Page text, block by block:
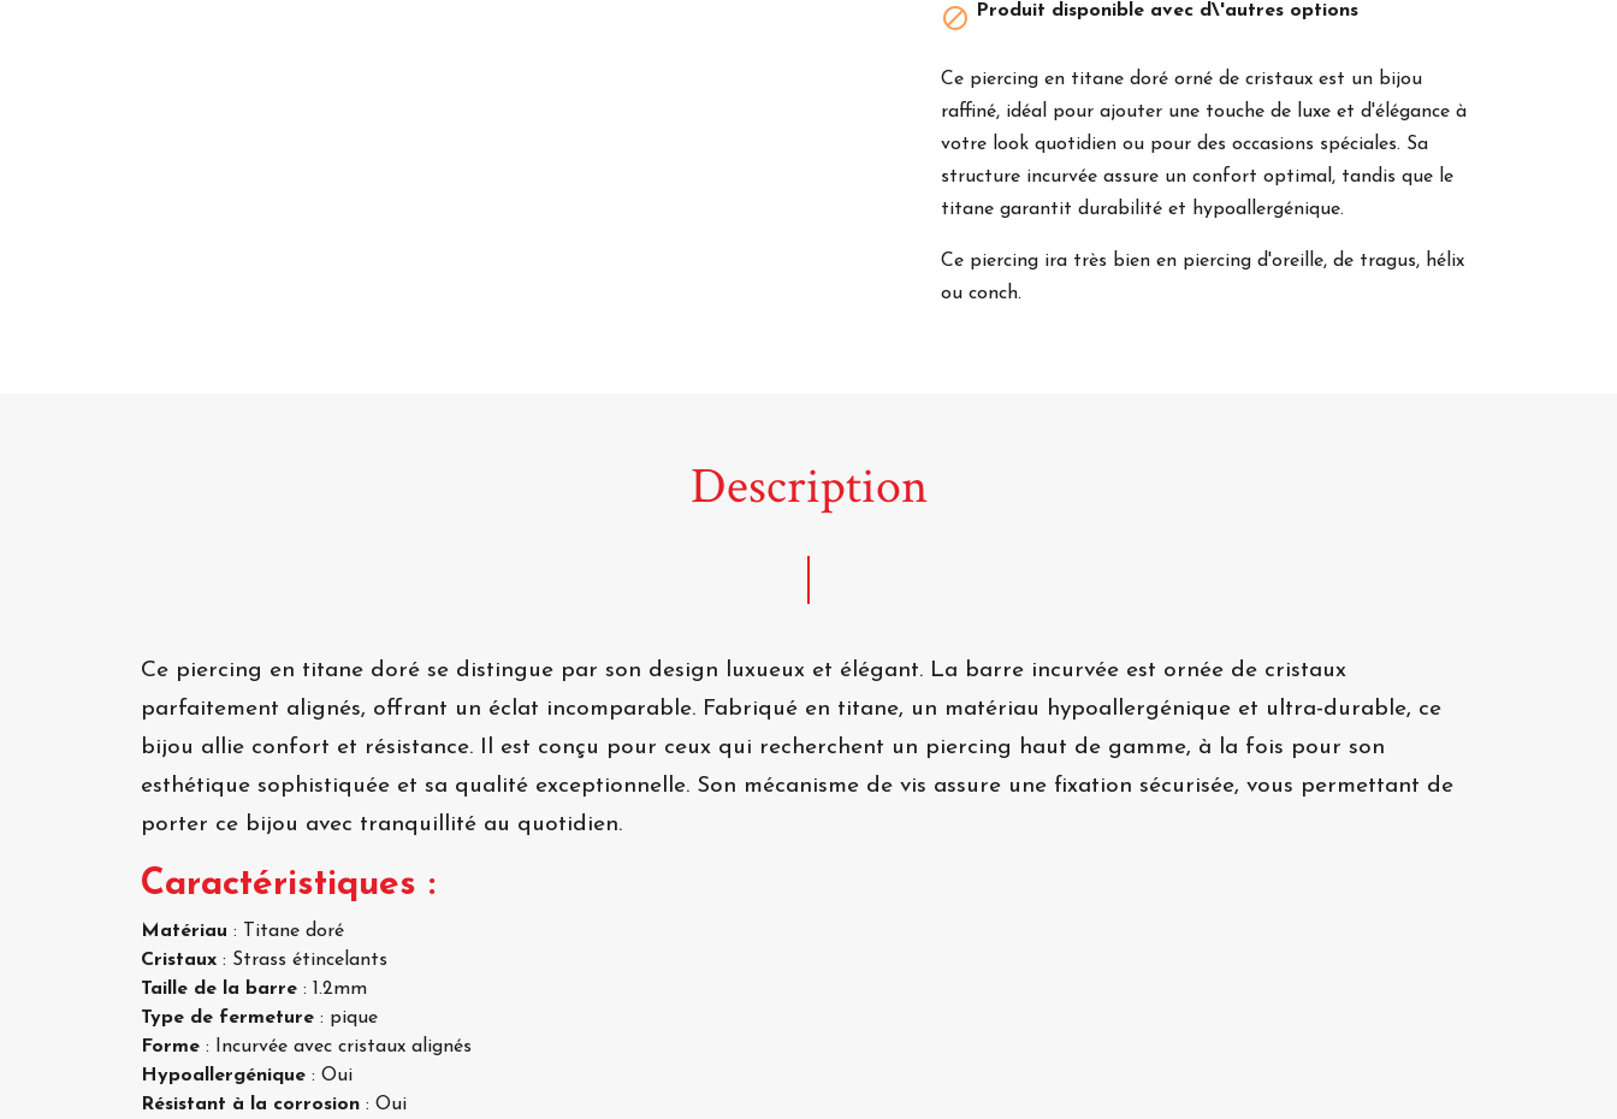
 Produit disponible avec d\'autres options
Ce piercing en titane doré orné de cristaux est un bijou
raffiné, idéal pour ajouter une touche de luxe et d'élégance à
votre look quotidien ou pour des occasions spéciales. Sa
structure incurvée assure un confort optimal, tandis que le
titane garantit durabilité et hypoallergénique.
Ce piercing ira très bien en piercing d'oreille, de tragus, hélix
ou conch.
Description
Ce piercing en titane doré se distingue par son design luxueux et élégant. La barre incurvée est ornée de cristaux
parfaitement alignés, offrant un éclat incomparable. Fabriqué en titane, un matériau hypoallergénique et ultra-durable, ce
bijou allie confort et résistance. Il est conçu pour ceux qui recherchent un piercing haut de gamme, à la fois pour son
esthétique sophistiquée et sa qualité exceptionnelle. Son mécanisme de vis assure une fixation sécurisée, vous permettant de
porter ce bijou avec tranquillité au quotidien.
Caractéristiques :
Matériau : Titane doré
Cristaux : Strass étincelants
Taille de la barre : 1.2mm
Type de fermeture : pique
Forme : Incurvée avec cristaux alignés
Hypoallergénique : Oui
Résistant à la corrosion : Oui